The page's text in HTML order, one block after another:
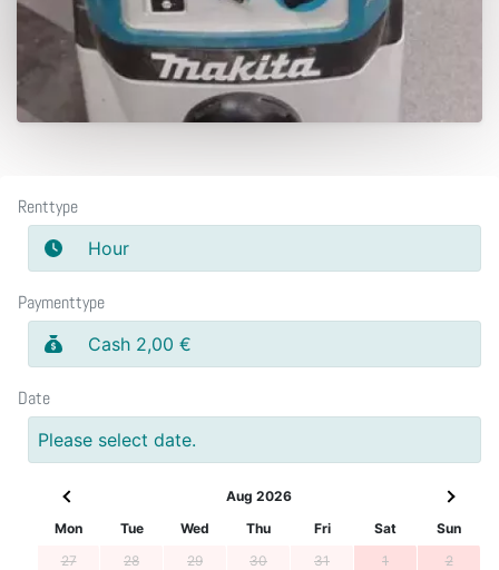
Renttype
Hour
Paymenttype
Cash 2,00 €
Date
Please select date.
Aug 2026
Mon
Tue Wed Thu Fri Sat
Sun
27
28 29 30 31 1
2